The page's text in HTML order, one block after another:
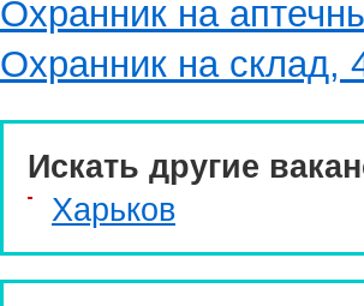
Охранник на
Охранник на склад,
Искать другие
Харьков